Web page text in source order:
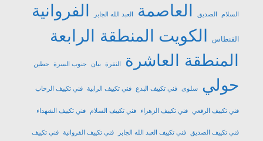
السلام الصديق العاصمة العبد الله الجابر الفروانية
الفنطاس الكويت المنطقة الرابعة
المنطقة العاشرة
النقرة بيان جنوب السرة حطين
حولي سلوى فني تكييف البدع فني تكييف الرابية فني تكييف الرحاب
فني تكييف الرقعي فني تكييف الزهراء فني تكييف السلام فني تكييف الشهداء
فني تكييف الصديق فني تكييف العبد الله الجابر فني تكييف الفروانية فني تكييف